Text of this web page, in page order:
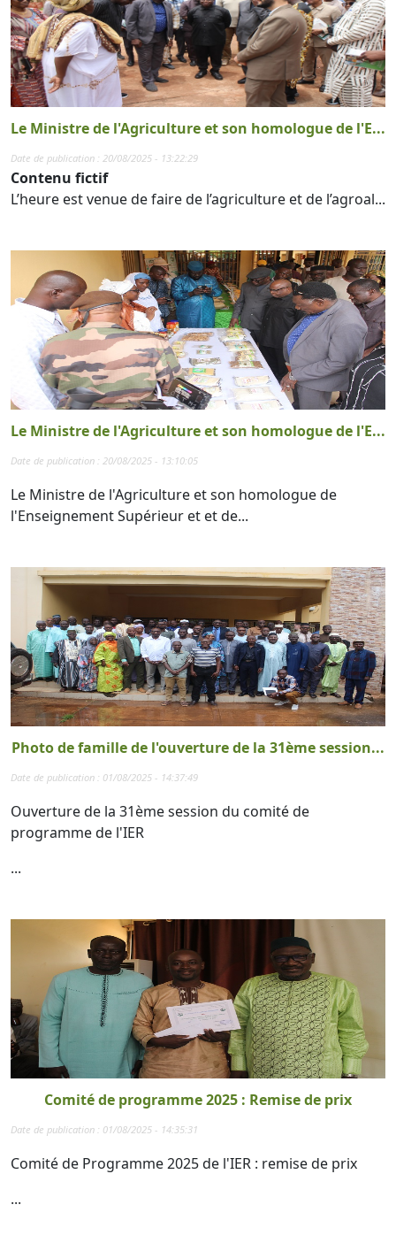
Le Ministre de l'Agriculture et son homologue de l'E...
Date de publication : 20/08/2025 - 13:22:29
Contenu fictif
L’heure est venue de faire de l’agriculture et de l’agroal...
Le Ministre de l'Agriculture et son homologue de l'E...
Date de publication : 20/08/2025 - 13:10:05
Le Ministre de l'Agriculture et son homologue de
l'Enseignement Supérieur et et de...
Photo de famille de l'ouverture de la 31ème session...
Date de publication : 01/08/2025 - 14:37:49
Ouverture de la 31ème session du comité de
programme de l'IER
...
Comité de programme 2025 : Remise de prix
Date de publication : 01/08/2025 - 14:35:31
Comité de Programme 2025 de l'IER : remise de prix
...